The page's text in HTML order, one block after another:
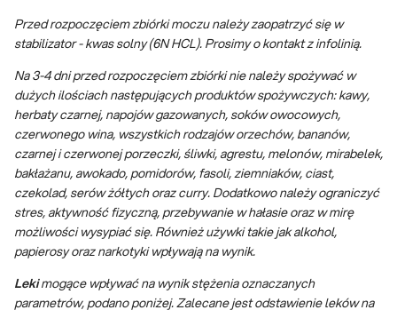
Przed rozpoczęciem zbiórki moczu należy zaopatrzyć się w
stabilizator - kwas solny (6N HCL). Prosimy o kontakt z infolinią.
Na 3-4 dni przed rozpoczęciem zbiórki nie należy spożywać w
dużych ilościach następujących produktów spożywczych: kawy,
herbaty czarnej, napojów gazowanych, soków owocowych,
czerwonego wina, wszystkich rodzajów orzechów, bananów,
czarnej i czerwonej porzeczki, śliwki, agrestu, melonów, mirabelek,
bakłażanu, awokado, pomidorów, fasoli, ziemniaków, ciast,
czekolad, serów żółtych oraz curry. Dodatkowo należy ograniczyć
stres, aktywność fizyczną, przebywanie w hałasie oraz w mirę
możliwości wysypiać się. Również używki takie jak alkohol,
papierosy oraz narkotyki wpływają na wynik.
Lekimogące wpływać na wynik stężenia oznaczanych
parametrów, podano poniżej. Zalecane jest odstawienie leków na